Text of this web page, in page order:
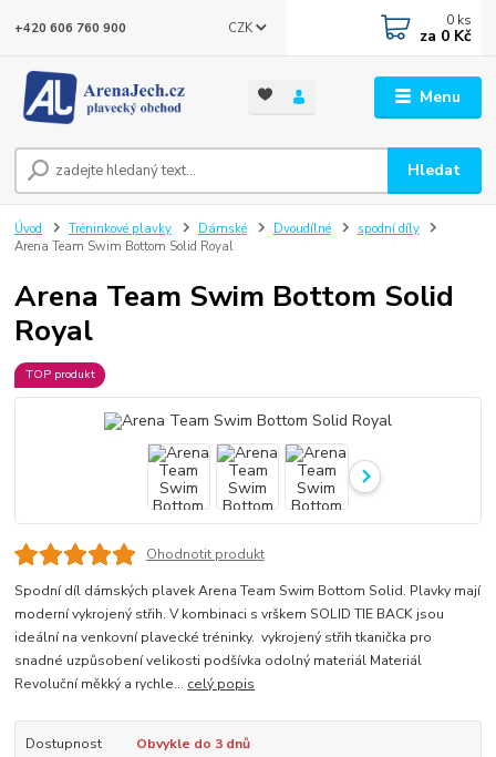
Menu
CZK
Hledat
+420 606 760 900 0 ks
za 0 Kč
Úvod Tréninkové plavky Dámské Dvoudílné
spodní díly
Arena Team Swim Bottom Solid Royal
Arena Team Swim Bottom Solid
Royal
TOP produkt
Ohodnotit produkt
Spodní díl dámských plavek Arena Team Swim Bottom Solid. Plavky mají
moderní vykrojený střih. V kombinaci s vrškem SOLID TIE BACK jsou
ideální na venkovní plavecké tréninky. vykrojený střih tkanička pro
snadné uzpůsobení velikosti podšívka odolný materiál Materiál
Revoluční měkký a rychle... celý popis
Dostupnost
Obvykle do 3 dnů